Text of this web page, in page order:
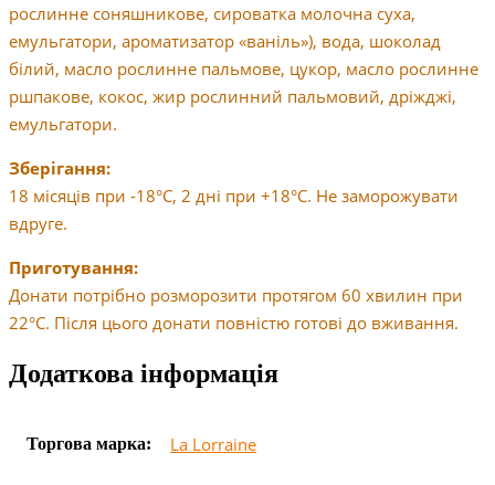
рослинне соняшникове, сироватка молочна суха,
емульгатори, ароматизатор «ваніль»), вода, шоколад
білий, масло рослинне пальмове, цукор, масло рослинне
ршпакове, кокос, жир рослинний пальмовий, дріжджі,
емульгатори.
Зберігання:
18 місяців при -18°С, 2 дні при +18°С. Не заморожувати
вдруге.
Приготування:
Донати потрібно розморозити протягом 60 хвилин при
22°C. Після цього донати повністю готові до вживання.
Додаткова інформація
Торгова марка: La Lorraine